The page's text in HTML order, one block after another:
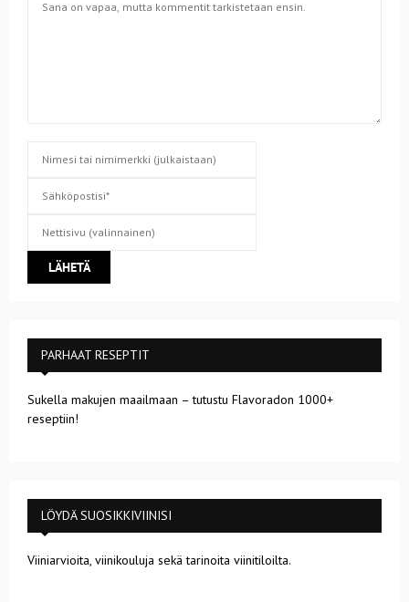
PARHAAT RESEPTIT
Sukella makujen maailmaan – tutustu Flavoradon 1000+
reseptiin!
LÖYDÄ SUOSIKKIVIINISI
Viiniarvioita, viinikouluja sekä tarinoita viinitiloilta.